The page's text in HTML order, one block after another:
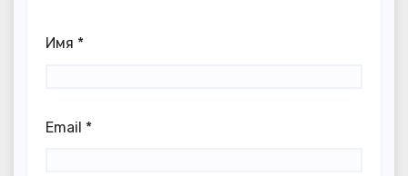
Имя *
Email *